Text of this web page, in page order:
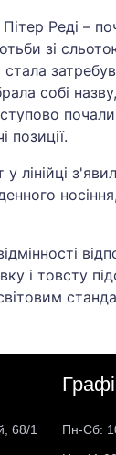
Реді –
зі
собі
позиції.
у лінійці
і товсту
світовим
68/1
Пн-Сб: